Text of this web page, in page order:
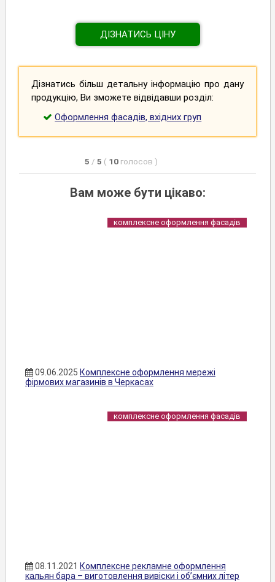
ДІЗНАТИСЬ ЦІНУ
Дізнатись більш детальну інформацію про дану
продукцію, Ви зможете відвідавши розділ:
Оформлення фасадів, вхідних груп
5 / 5 ( 10 голосов )
Вам може бути цікаво:
комплексне оформлення фасадів
09.06.2025 Комплексне оформлення мережі
фірмових магазинів в Черкасах
комплексне оформлення фасадів
08.11.2021 Комплексне рекламне оформлення
кальян бара – виготовлення вивіски і об’ємних літер